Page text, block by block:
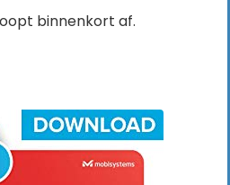
binnenkort af.